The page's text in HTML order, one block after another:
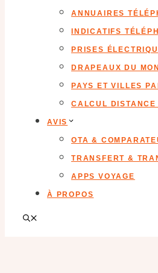
ANNUAIRES
INDICATIFS
PRISES
DRAPEAUX DU
PAYS ET VILLES
CALCUL DISTANCE
AVIS
OTA &
TRANSFERT &
APPS VOYAGE
À PROPOS